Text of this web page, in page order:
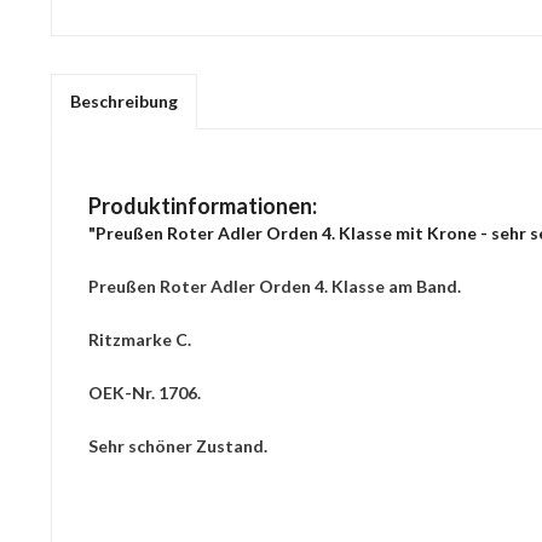
Beschreibung
Produktinformationen:
"Preußen Roter Adler Orden 4. Klasse mit Krone - sehr
Preußen Roter Adler Orden 4. Klasse am Band.
Ritzmarke C.
OEK-Nr. 1706.
Sehr schöner Zustand.